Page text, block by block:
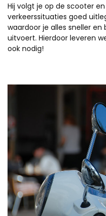
Hij volgt je op de scooter
verkeerssituaties goed
waardoor je alles sneller
uitvoert. Hierdoor leveren
ook nodig!